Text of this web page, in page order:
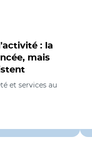
: la
mais
et services au